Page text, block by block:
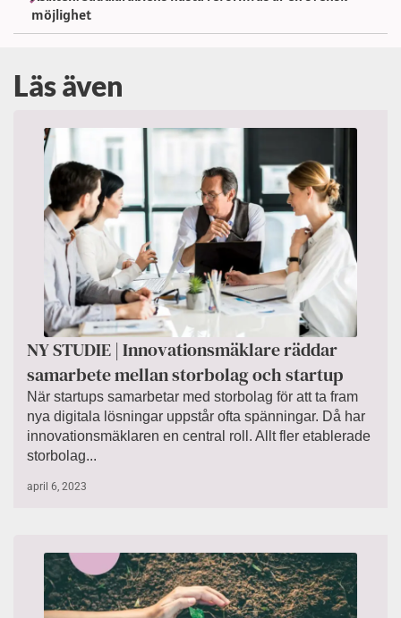
möjlighet
Läs även
NY STUDIE | Innovationsmäklare räddar
samarbete mellan storbolag och startup
När startups samarbetar med storbolag för att ta fram
nya digitala lösningar uppstår ofta spänningar. Då har
innovationsmäklaren en central roll. Allt fler etablerade
storbolag...
april 6, 2023